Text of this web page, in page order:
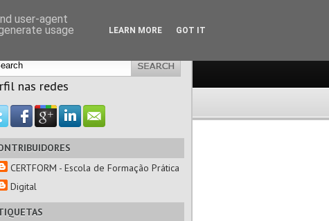
nas redes
CERTFORM - Escola de Formação Prática
Digital
user-agent
usage
LEARN MORE GOT IT